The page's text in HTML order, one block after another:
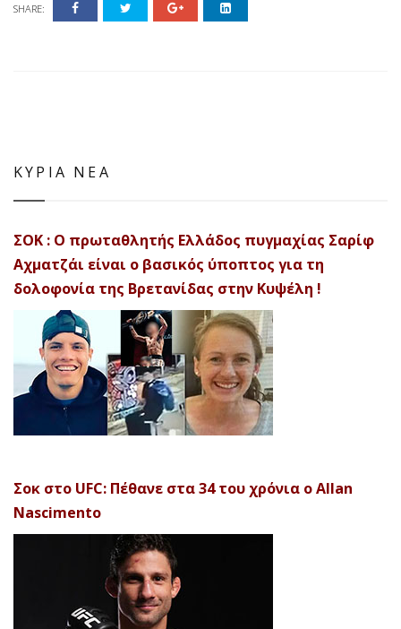
SHARE:
ΚΥΡΙΑ ΝΕΑ
ΣΟΚ : Ο πρωταθλητής Ελλάδος πυγμαχίας Σαρίφ
Αχματζάι είναι ο βασικός ύποπτος για τη
δολοφονία της Βρετανίδας στην Κυψέλη !
Σοκ στο UFC: Πέθανε στα 34 του χρόνια ο Allan
Nascimento